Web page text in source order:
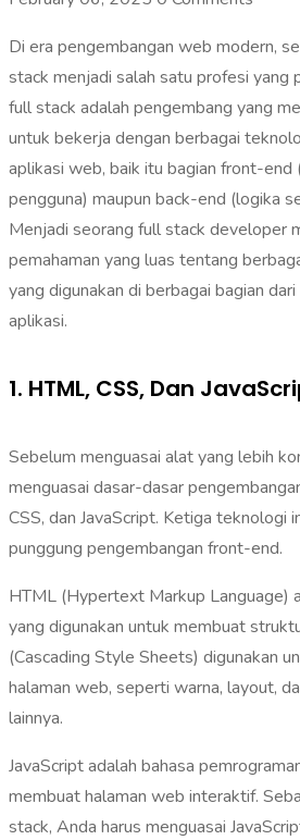
Di era pengembangan web modern,
stack menjadi salah satu profesi yang
full stack adalah pengembang yang
untuk bekerja dengan berbagai
aplikasi web, baik itu bagian front-end
pengguna) maupun back-end (logika
Menjadi seorang full stack developer
pemahaman yang luas tentang
yang digunakan di berbagai bagian
aplikasi.
1. HTML, CSS, Dan
Sebelum menguasai alat yang lebih
menguasai dasar-dasar
CSS, dan JavaScript. Ketiga teknologi
punggung pengembangan front-end.
HTML (Hypertext Markup Language)
yang digunakan untuk membuat
(Cascading Style Sheets) digunakan
halaman web, seperti warna, layout,
lainnya.
JavaScript adalah bahasa
membuat halaman web interaktif.
stack, Anda harus menguasai